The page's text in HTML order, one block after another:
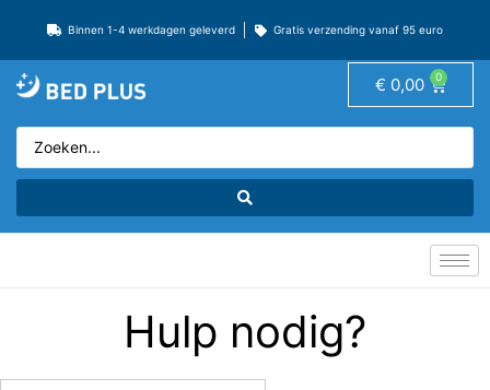
Binnen 1-4 werkdagen geleverd Gratis verzending vanaf 95 euro
€ 0,00 0
Hulp nodig?